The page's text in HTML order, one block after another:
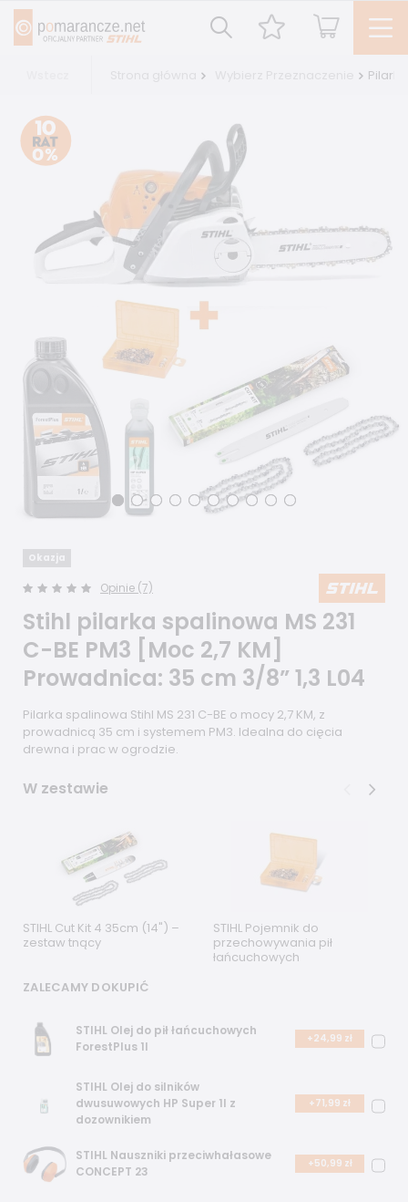
Okazja
Opinie (7)
Stihl pilarka spalinowa MS 231
C-BE PM3 [Moc 2,7 KM]
Prowadnica: 35 cm 3/8” 1,3 L04
Pilarka spalinowa Stihl MS 231 C-BE o mocy 2,7 KM, z
prowadnicą 35 cm i systemem PM3. Idealna do cięcia
drewna i prac w ogrodzie.
W zestawie
STIHL Cut Kit 4 35cm (14") –
zestaw tnący
STIHL Pojemnik do
przechowywania pił
łańcuchowych
ZALECAMY DOKUPIĆ
STIHL Olej do pił łańcuchowych
ForestPlus 1l
+24,99 zł
STIHL Olej do silników
dwusuwowych HP Super 1l z
dozownikiem
+71,99 zł
STIHL Nauszniki przeciwhałasowe
CONCEPT 23
+50,99 zł